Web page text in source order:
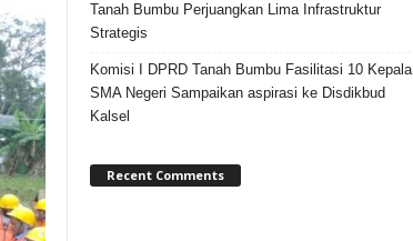
Tanah Bumbu Perjuangkan Lima Infrastruktur
Strategis
Komisi I DPRD Tanah Bumbu Fasilitasi 10 Kepala
SMA Negeri Sampaikan aspirasi ke Disdikbud
Kalsel
Recent Comments